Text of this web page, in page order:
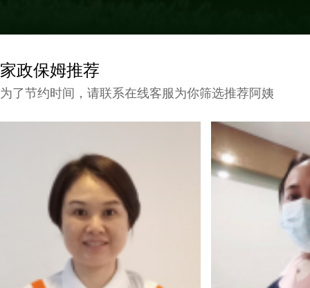
家政保姆推荐
为了节约时间，请联系在线客服为你筛选推荐阿姨